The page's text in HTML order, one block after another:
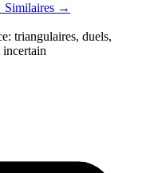
Similaires →